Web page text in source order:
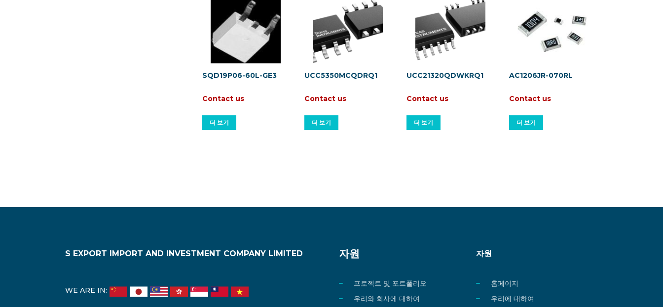
SQD19P06-60L-GE3
Contact us
더 보기
UCC5350MCQDRQ1
Contact us
더 보기
UCC21320QDWKRQ1
Contact us
더 보기
AC1206JR-070RL
Contact us
더 보기
S EXPORT IMPORT AND INVESTMENT COMPANY LIMITED
WE ARE IN:
자원
프로젝트 및 포트폴리오
우리와 회사에 대하여
자원
홈페이지
우리에 대하여